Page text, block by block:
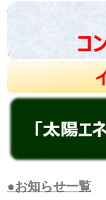
●お知らせ一覧